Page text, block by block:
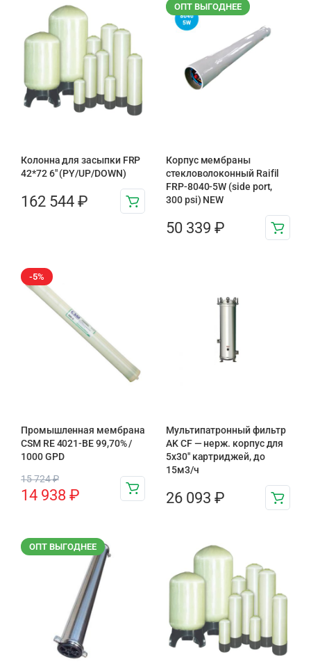
Колонна для засыпки FRP
42*72 6″ (PY/UP/DOWN)
162 544 ₽
ОПТ ВЫГОДНЕЕ
Корпус мембраны
стекловолоконный Raifil
FRP-8040-5W (side port,
300 psi) NEW
50 339 ₽
-5%
Промышленная мембрана
CSM RE 4021-BE 99,70% /
1000 GPD
15 724₽
14 938 ₽
Мультипатронный фильтр
AK CF — нерж. корпус для
5х30″ картриджей, до
15м3/ч
26 093 ₽
ОПТ ВЫГОДНЕЕ